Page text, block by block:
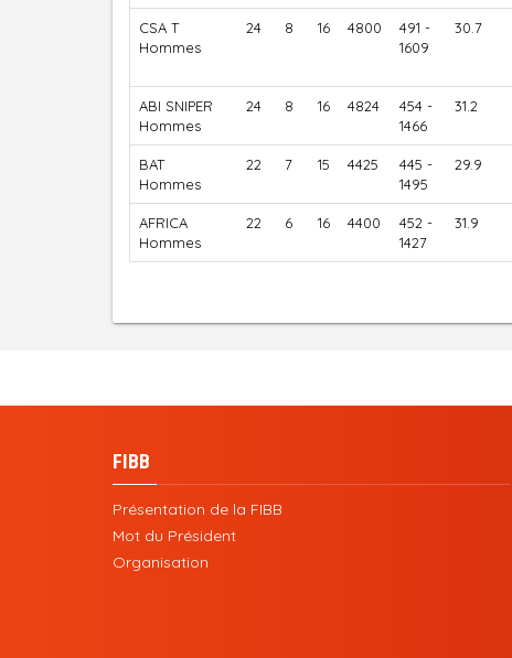
CSA T
Hommes
24 8 16 4800
491 -
1609
30.7
ABI SNIPER
Hommes
24 8 16 4824
454 -
1466
31.2
BAT
Hommes
22 7 15 4425
445 -
1495
29.9
AFRICA
Hommes
22 6 16 4400
452 -
1427
31.9
FIBB
Présentation de la FIBB
Mot du Président
Organisation